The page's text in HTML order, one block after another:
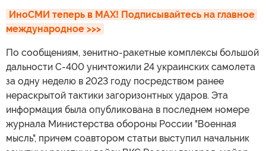
ИноСМИ теперь в MAX! Подписывайтесь на главное
международное >>>
По сообщениям, зенитно-ракетные комплексы большой
дальности С-400 уничтожили 24 украинских самолета
за одну неделю в 2023 году посредством ранее
нераскрытой тактики загоризонтных ударов. Эта
информация была опубликована в последнем номере
журнала Министерства обороны России "Военная
мысль", причем соавтором статьи выступил начальник